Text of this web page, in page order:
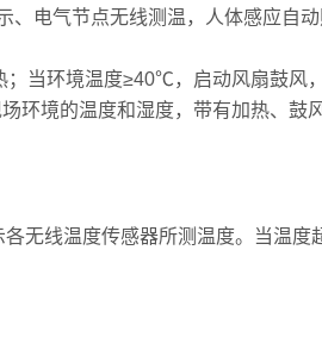
、电气节点无线测温，人体感应自
当环境温度≥40℃，启动风扇鼓风
境的温度和湿度，带有加热、鼓风
无线温度传感器所测温度。当温度